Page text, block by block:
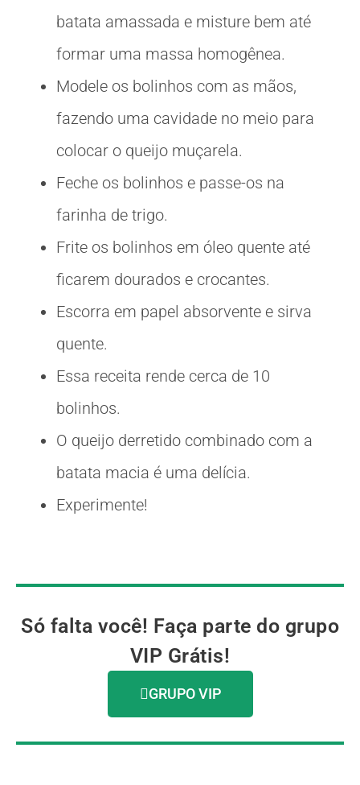
batata amassada e misture bem até
formar uma massa homogênea.
Modele os bolinhos com as mãos,
fazendo uma cavidade no meio para
colocar o queijo muçarela.
Feche os bolinhos e passe-os na
farinha de trigo.
Frite os bolinhos em óleo quente até
ficarem dourados e crocantes.
Escorra em papel absorvente e sirva
quente.
Essa receita rende cerca de 10
bolinhos.
O queijo derretido combinado com a
batata macia é uma delícia.
Experimente!
Só falta você! Faça parte do grupo
VIP Grátis!
GRUPO VIP